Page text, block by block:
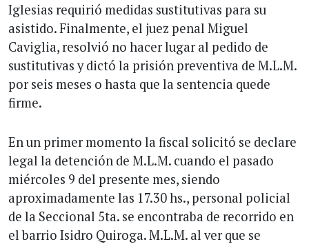
Iglesias requirió medidas sustitutivas para su
asistido. Finalmente, el juez penal Miguel
Caviglia, resolvió no hacer lugar al pedido de
sustitutivas y dictó la prisión preventiva de M.L.M.
por seis meses o hasta que la sentencia quede
firme.
En un primer momento la fiscal solicitó se declare
legal la detención de M.L.M. cuando el pasado
miércoles 9 del presente mes, siendo
aproximadamente las 17.30 hs., personal policial
de la Seccional 5ta. se encontraba de recorrido en
el barrio Isidro Quiroga. M.L.M. al ver que se